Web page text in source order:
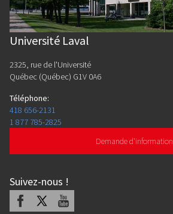
Université Laval
2325, rue de l'Université
Québec (Québec) G1V 0A6
Téléphone:
418 656-2131
1 877 785-2825
Demande d'information
Suivez-nous !
Facebook Youtube